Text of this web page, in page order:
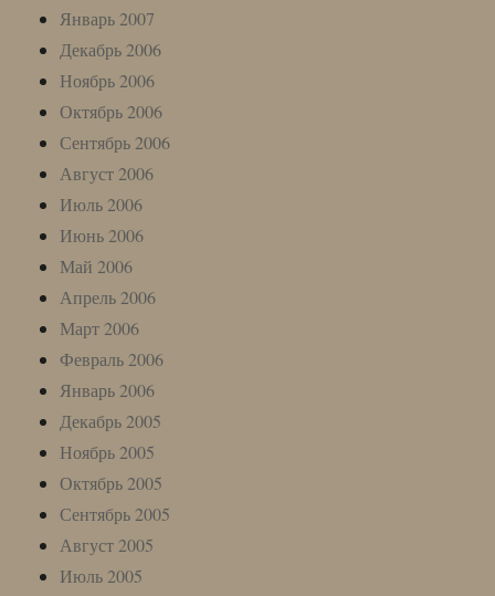
Январь 2007
Декабрь 2006
Ноябрь 2006
Октябрь 2006
Сентябрь 2006
Август 2006
Июль 2006
Июнь 2006
Май 2006
Апрель 2006
Март 2006
Февраль 2006
Январь 2006
Декабрь 2005
Ноябрь 2005
Октябрь 2005
Сентябрь 2005
Август 2005
Июль 2005